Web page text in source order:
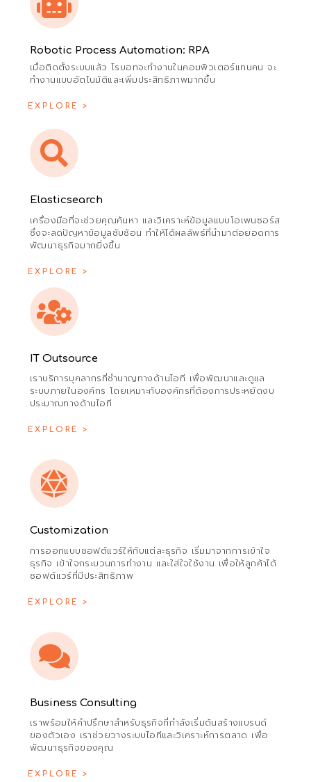
Robotic Process Automation: RPA
เมื่อติดตั้งระบบแล้ว โรบอทจะทำงานในคอมพิวเตอร์แทนคน จะ
ทำงานแบบอัตโนมัติและเพิ่มประสิทธิภาพมากขึ้น
EXPLORE >
Elasticsearch
เครื่องมือที่จะช่วยคุณค้นหา และวิเคราะห์ข้อมูลแบบโอเพนซอร์ส
ซึ่งจะลดปัญหาข้อมูลซับซ้อน ทำให้ได้ผลลัพธ์ที่นำมาต่อยอดการ
พัฒนาธุรกิจมากยิ่งขึ้น
EXPLORE >
IT Outsource
เราบริการบุคลากรที่ชำนาญทางด้านไอที เพื่อพัฒนาและดูแล
ระบบภายในองค์กร โดยเหมาะกับองค์กรที่ต้องการประหยัดงบ
ประมาณทางด้านไอที
EXPLORE >
Customization
การออกแบบซอฟต์แวร์ให้กับแต่ละธุรกิจ เริ่มมาจากการเข้าใจ
ธุรกิจ เข้าใจกระบวนการทำงาน และใส่ใจใช้งาน เพื่อให้ลูกค้าได้
ซอฟต์แวร์ที่มีประสิทธิภาพ
EXPLORE >
Business Consulting
เราพร้อมให้คำปรึกษาสำหรับธุรกิจที่กำลังเริ่มต้นสร้างแบรนด์
ของตัวเอง เราช่วยวางระบบไอทีและวิเคราะห์การตลาด เพื่อ
พัฒนาธุรกิจของคุณ
EXPLORE >